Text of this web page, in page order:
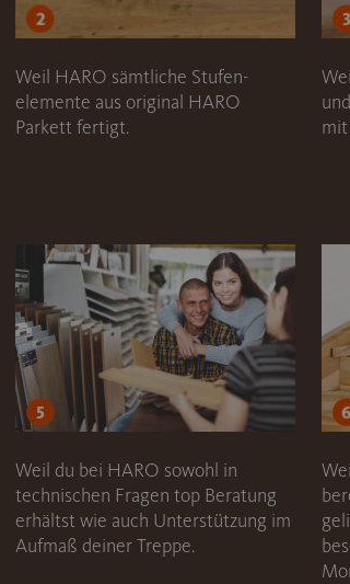
Weil HARO sämtliche Stufen-
elemente aus original HARO
Parkett fertigt.
Weil du bei HARO sowohl in
technischen Fragen top Beratung
erhältst wie auch Unterstützung im
Aufmaß deiner Treppe.